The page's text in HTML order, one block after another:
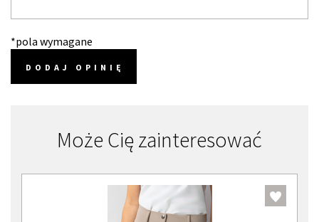
*pola wymagane
DODAJ OPINIĘ
Może Cię zainteresować